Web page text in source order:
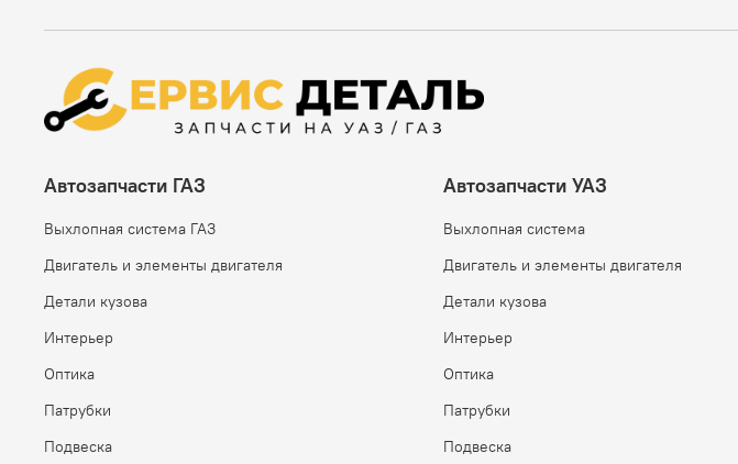
Автозапчасти ГАЗ
Выхлопная система ГАЗ
Двигатель и элементы двигателя
Детали кузова
Интерьер
Оптика
Патрубки
Подвеска
Автозапчасти УАЗ
Выхлопная система
Двигатель и элементы двигателя
Детали кузова
Интерьер
Оптика
Патрубки
Подвеска